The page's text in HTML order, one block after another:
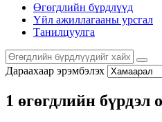
Өгөгдлийн бүрдлүүд
Үйл ажиллагааны урсгал
Танилцуулга
Дараахаар эрэмбэлэх
1 өгөгдлийн бүрдэл